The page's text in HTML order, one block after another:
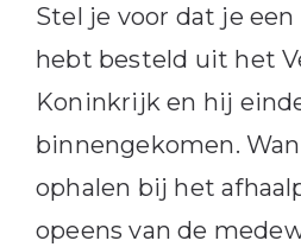
Stel je voor dat je
hebt besteld uit het
Koninkrijk en hij
binnengekomen.
ophalen bij het
opeens van de